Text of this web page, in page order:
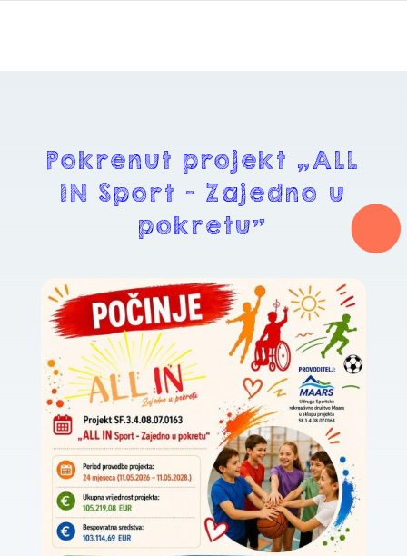
Pokrenut projekt „ALL
IN Sport – Zajedno u
pokretu”